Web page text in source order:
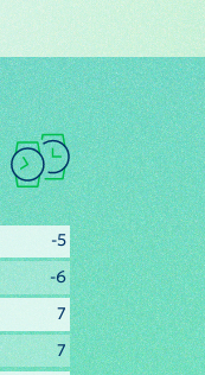
-5
-6
7
7